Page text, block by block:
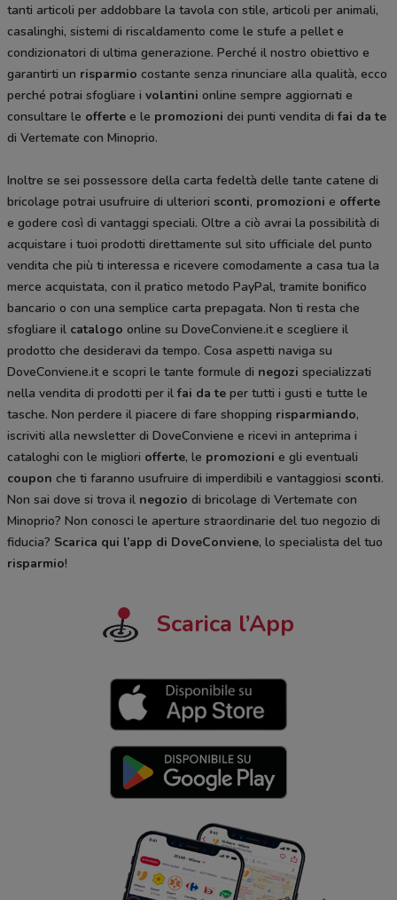
tanti articoli per addobbare la tavola con stile, articoli per animali,
casalinghi, sistemi di riscaldamento come le stufe a pellet e
condizionatori di ultima generazione. Perché il nostro obiettivo e
garantirti un risparmio costante senza rinunciare alla qualità, ecco
perché potrai sfogliare i volantini online sempre aggiornati e
consultare le offerte e le promozioni dei punti vendita difai da te
di Vertemate con Minoprio.
Inoltre se sei possessore della carta fedeltà delle tante catene di
bricolage potrai usufruire di ulteriori sconti, promozioni e offerte
e godere così di vantaggi speciali. Oltre a ciò avrai la possibilità di
acquistare i tuoi prodotti direttamente sul sito ufficiale del punto
vendita che più ti interessa e ricevere comodamente a casa tua la
merce acquistata, con il pratico metodo PayPal, tramite bonifico
bancario o con una semplice carta prepagata. Non ti resta che
sfogliare il catalogo online su DoveConviene.it e scegliere il
prodotto che desideravi da tempo. Cosa aspetti naviga su
DoveConviene.it e scopri le tante formule di negozi specializzati
nella vendita di prodotti per ilfai da te per tutti i gusti e tutte le
tasche. Non perdere il piacere di fare shopping risparmiando,
iscriviti alla newsletter di DoveConviene e ricevi in anteprima i
cataloghi con le migliori offerte, le promozioni e gli eventuali
coupon che ti faranno usufruire di imperdibili e vantaggiosi sconti.
Non sai dove si trova il negozio di bricolage di Vertemate con
Minoprio? Non conosci le aperture straordinarie del tuo negozio di
fiducia? Scarica qui l’app di DoveConviene, lo specialista del tuo
risparmio!
Scarica l’App